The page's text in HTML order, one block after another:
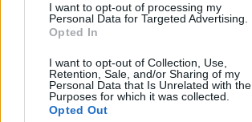
I want to opt-out of processing my
Personal Data for Targeted Advertising.
Opted In
I want to opt-out of Collection, Use,
Retention, Sale, and/or Sharing of my
Personal Data that Is Unrelated with the
Purposes for which it was collected.
Opted Out